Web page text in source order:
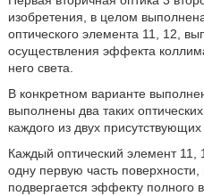
изобретения, в целом
оптического элемента 11, 12,
осуществления эффекта
него света.
В конкретном варианте
выполнены два таких
каждого из двух присутствующих
Каждый оптический элемент
одну первую часть
подвергается эффекту полного